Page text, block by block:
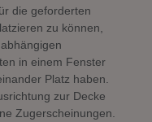
die geforderten
zu können,
in einem Fenster
Platz haben.
zur Decke
Zugerscheinungen.